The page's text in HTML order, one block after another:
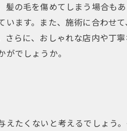
の毛を傷めてしまう場合も
ます。また、施術に合わせ
らに、おしゃれな店内や丁
でしょうか。
たくないと考えるでしょう